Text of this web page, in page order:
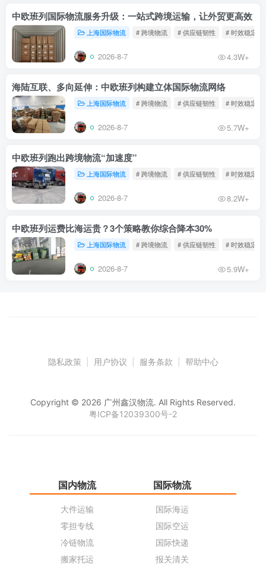
中欧班列国际物流服务升级：一站式跨境运输，让外贸更高效
上海国际物流 # 跨境物流 # 供应链韧性 # 时效稳定
2026-8-7 4.3W+
海陆互联、多向延伸：中欧班列构建立体国际物流网络
上海国际物流 # 跨境物流 # 供应链韧性 # 时效稳定
2026-8-7 5.7W+
中欧班列跑出跨境物流“加速度”
上海国际物流 # 跨境物流 # 供应链韧性 # 时效稳定
2026-8-7 8.2W+
中欧班列运费比海运贵？3个策略教你综合降本30%
上海国际物流 # 跨境物流 # 供应链韧性 # 时效稳定
2026-8-7 5.9W+
隐私政策 用户协议 服务条款 帮助中心
Copyright © 2026 广州鑫汉物流. All Rights Reserved.
粤ICP备12039300号-2
国内物流
大件运输
零担专线
冷链物流
搬家托运
国际物流
国际海运
国际空运
国际快递
报关清关